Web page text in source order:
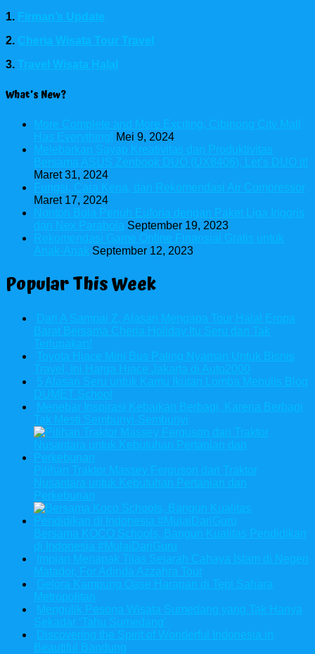
1. Firman’s Update
2. Cheria Wisata Tour Travel
3. Travel Wisata Halal
What’s New?
More Complete and More Exciting, Cibinong City Mall
Has Everything! Mei 9, 2024
Melebarkan Sayap Kreativitas dan Produktivitas
Bersama ASUS Zenbook DUO (UX8406), Let’s DUO it!
Maret 31, 2024
Fungsi, Cara Kerja, dan Rekomendasi Air Compressor
Maret 17, 2024
Nonton Bola Penuh Euforia dengan Paket Liga Inggris
dari Nex Parabola September 19, 2023
Rekomendasi Game Online Finansial Gratis untuk
Anak-Anak September 12, 2023
Popular This Week
Dari A Sampai Z, Alasan Mengapa Tour Halal Eropa
Barat Bersama Cheria Holiday Itu Seru dan Tak
Terlupakan!
Toyota Hiace Mini Bus Paling Nyaman Untuk Bisnis
Travel, Ini Harga Hiace Jakarta di Auto2000
5 Alasan Seru untuk Kamu Ikutan Lomba Menulis Blog
DUMET School
Menebar Inspirasi Kebaikan Berbagi, Karena Berbagi
Tak Mesti Sembunyi-Sembunyi
Pilihan Traktor Massey Ferguson dari Traktor
Nusantara untuk Kebutuhan Pertanian dan
Perkebunan
Bersama KOCO Schools, Bangun Kualitas Pendidikan
di Indonesia #MulaiDariGuru
Impian Menapak Tilas Sejarah Cahaya Islam di Negeri
Matador, For Adinda Azzahra Tour
Gelora Kampung Oase Harapan di Tepi Sahara
Metropolitan
Mengulik Pesona Wisata Sumedang yang Tak Hanya
Sekadar ‘Tahu Sumedang’
Discovering the Spirit of Wonderful Indonesia in
Beautiful Bandung